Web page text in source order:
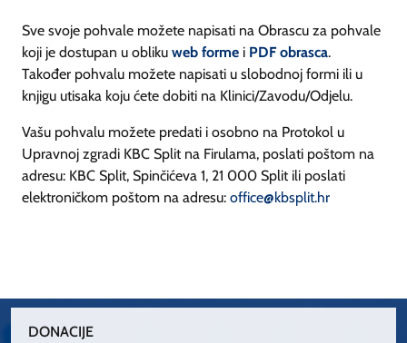
Sve svoje pohvale možete napisati na Obrascu za pohvale
koji je dostupan u obliku web forme i PDF obrasca.
Također pohvalu možete napisati u slobodnoj formi ili u
knjigu utisaka koju ćete dobiti na Klinici/Zavodu/Odjelu.
Vašu pohvalu možete predati i osobno na Protokol u
Upravnoj zgradi KBC Split na Firulama, poslati poštom na
adresu: KBC Split, Spinčićeva 1, 21 000 Split ili poslati
elektroničkom poštom na adresu: office@kbsplit.hr
DONACIJE